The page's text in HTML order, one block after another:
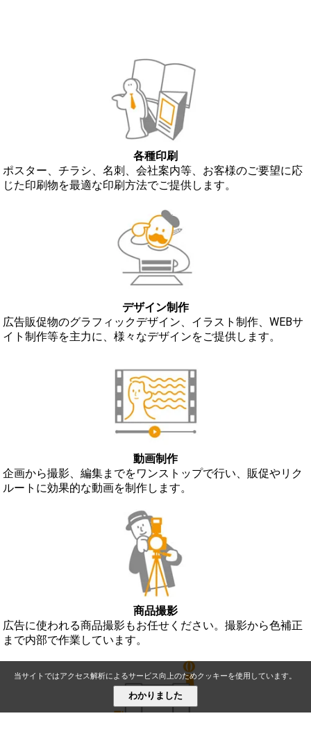
各種印刷
ポスター、チラシ、名刺、会社案内等、お客様のご要望に応
じた印刷物を最適な印刷方法でご提供します。
デザイン制作
広告販促物のグラフィックデザイン、イラスト制作、WEBサ
イト制作等を主力に、様々なデザインをご提供します。
動画制作
企画から撮影、編集までをワンストップで行い、販促やリク
ルートに効果的な動画を制作します。
商品撮影
広告に使われる商品撮影もお任せください。撮影から色補正
まで内部で作業しています。
当サイトではアクセス解析によるサービス向上のためクッキーを使用しています。
わかりました